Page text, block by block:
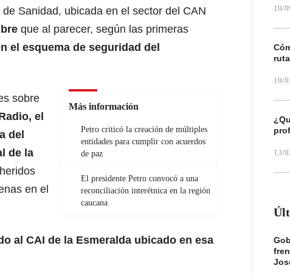
Sanidad, ubicada en el sector del CAN
que al parecer, según las primeras
el esquema de seguridad del
Más información
Petro criticó la creación de múltiples
entidades para cumplir con acuerdos
de paz
El presidente Petro convocó a una
reconciliación interétnica en la región
caucana
sobre
el
del
de la
en el
al CAI de la Esmeralda ubicado en esa
19/
19/
13/